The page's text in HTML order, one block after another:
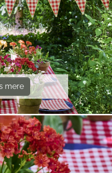
mere